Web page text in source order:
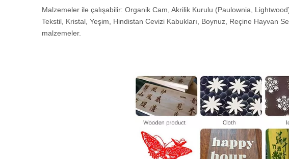
Malzemeler ile çalışabilir: Organik Cam, Akrilik Kurulu (Paulownia,
Tekstil, Kristal, Yeşim, Hindistan Cevizi Kabukları, Boynuz, Reçine Hayvan
malzemeler.